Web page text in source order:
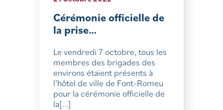
Cérémonie officielle de
la prise…
Le vendredi 7 octobre, tous les
membres des brigades des
environs étaient présents à
l’hôtel de ville de Font-Romeu
pour la cérémonie officielle de
la[...]